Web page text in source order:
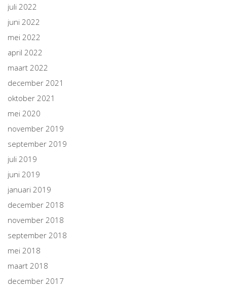
juli 2022
juni 2022
mei 2022
april 2022
maart 2022
december 2021
oktober 2021
mei 2020
november 2019
september 2019
juli 2019
juni 2019
januari 2019
december 2018
november 2018
september 2018
mei 2018
maart 2018
december 2017